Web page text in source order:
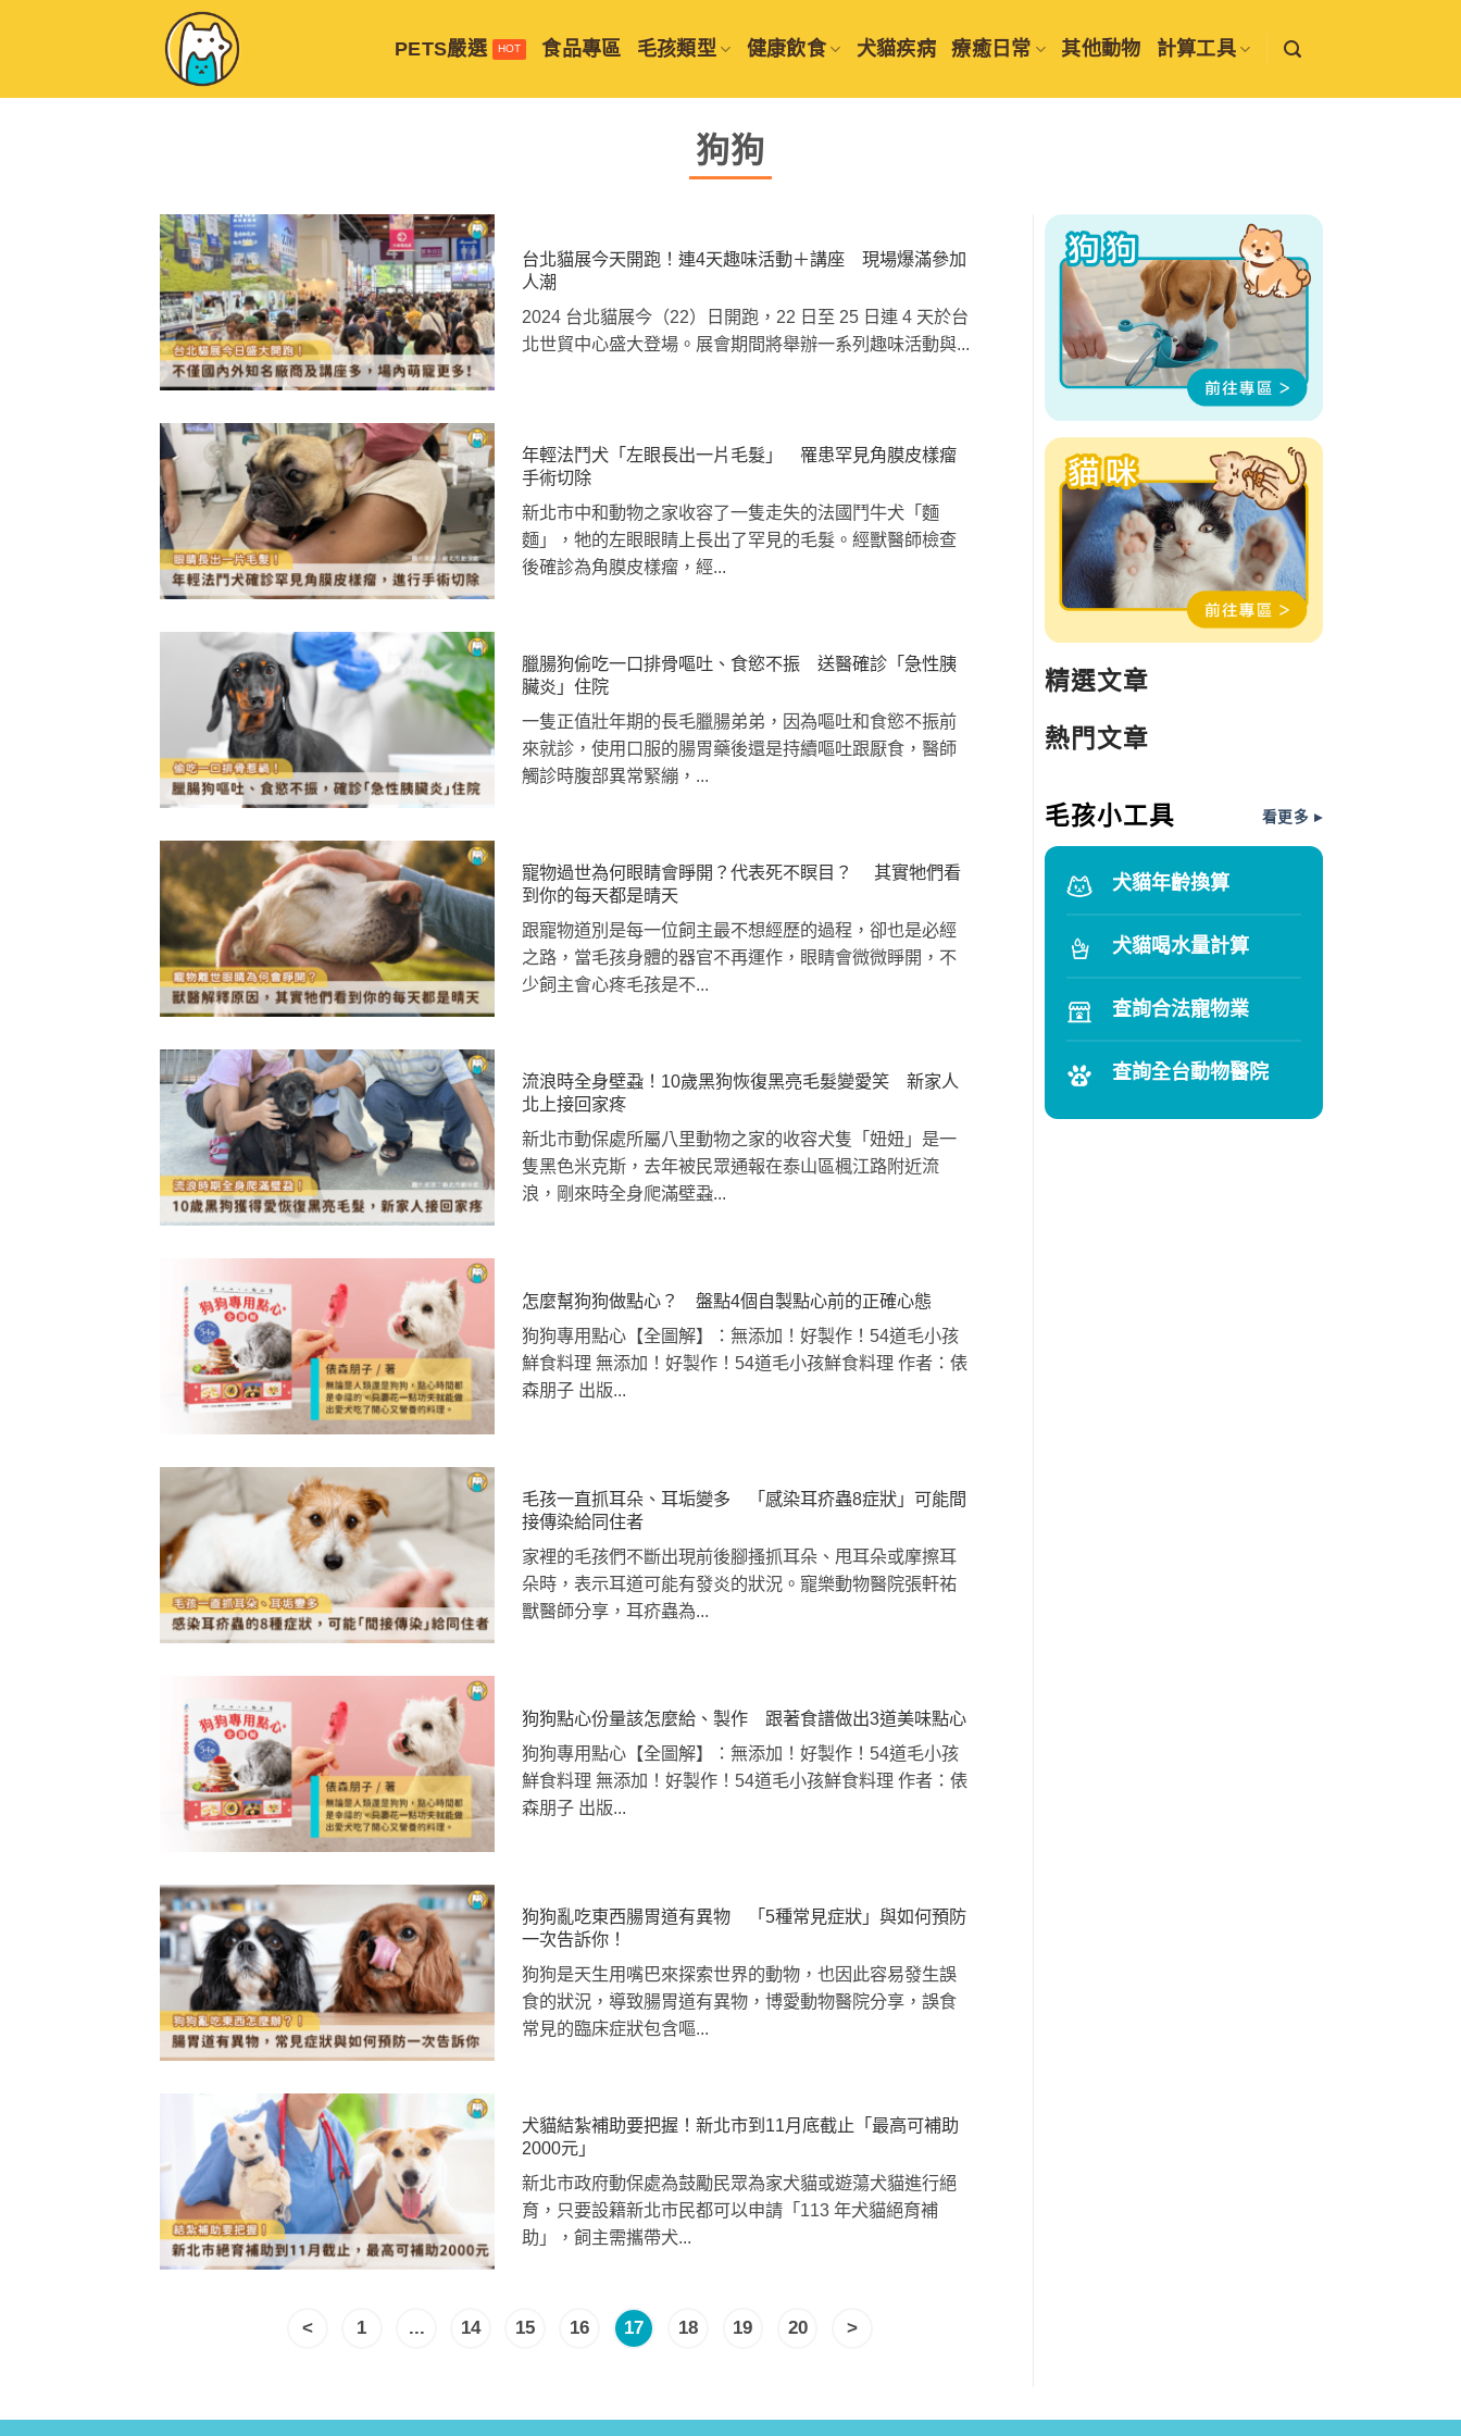
PETS嚴選 食品專區 毛孩類型 健康飲食 犬貓疾病 療癒日常 其他動物 計算工具
狗狗
台北貓展今天開跑！連4天趣味活動＋講座 現場爆滿參加
人潮
2024 台北貓展今（22）日開跑，22 日至 25 日連 4 天於台
北世貿中心盛大登場。展會期間將舉辦一系列趣味活動與...
年輕法鬥犬「左眼長出一片毛髮」 罹患罕見角膜皮樣瘤
手術切除
新北市中和動物之家收容了一隻走失的法國鬥牛犬「麵
麵」，牠的左眼眼睛上長出了罕見的毛髮。經獸醫師檢查
後確診為角膜皮樣瘤，經...
臘腸狗偷吃一口排骨嘔吐、食慾不振 送醫確診「急性胰
臟炎」住院
一隻正值壯年期的長毛臘腸弟弟，因為嘔吐和食慾不振前
來就診，使用口服的腸胃藥後還是持續嘔吐跟厭食，醫師
觸診時腹部異常緊繃，...
寵物過世為何眼睛會睜開？代表死不瞑目？ 其實牠們看
到你的每天都是晴天
跟寵物道別是每一位飼主最不想經歷的過程，卻也是必經
之路，當毛孩身體的器官不再運作，眼睛會微微睜開，不
少飼主會心疼毛孩是不...
流浪時全身壁蝨！10歲黑狗恢復黑亮毛髮變愛笑 新家人
北上接回家疼
新北市動保處所屬八里動物之家的收容犬隻「妞妞」是一
隻黑色米克斯，去年被民眾通報在泰山區楓江路附近流
浪，剛來時全身爬滿壁蝨...
怎麼幫狗狗做點心？ 盤點4個自製點心前的正確心態
狗狗專用點心【全圖解】：無添加！好製作！54道毛小孩
鮮食料理 無添加！好製作！54道毛小孩鮮食料理 作者：俵
森朋子 出版...
毛孩一直抓耳朵、耳垢變多 「感染耳疥蟲8症狀」可能間
接傳染給同住者
家裡的毛孩們不斷出現前後腳搔抓耳朵、甩耳朵或摩擦耳
朵時，表示耳道可能有發炎的狀況。寵樂動物醫院張軒祐
獸醫師分享，耳疥蟲為...
狗狗點心份量該怎麼給、製作 跟著食譜做出3道美味點心
狗狗專用點心【全圖解】：無添加！好製作！54道毛小孩
鮮食料理 無添加！好製作！54道毛小孩鮮食料理 作者：俵
森朋子 出版...
狗狗亂吃東西腸胃道有異物 「5種常見症狀」與如何預防
一次告訴你！
狗狗是天生用嘴巴來探索世界的動物，也因此容易發生誤
食的狀況，導致腸胃道有異物，博愛動物醫院分享，誤食
常見的臨床症狀包含嘔...
犬貓結紮補助要把握！新北市到11月底截止「最高可補助
2000元」
新北市政府動保處為鼓勵民眾為家犬貓或遊蕩犬貓進行絕
育，只要設籍新北市民都可以申請「113 年犬貓絕育補
助」，飼主需攜帶犬...
< 1 ... 14 15 16 17 18 19 20 >
精選文章
熱門文章
毛孩小工具 看更多 ▸
犬貓年齡換算
犬貓喝水量計算
查詢合法寵物業
查詢全台動物醫院